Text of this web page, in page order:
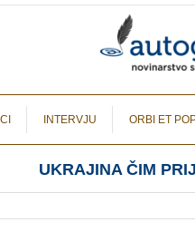
INTERVJU ORBI ET
UKRAJINA ČIM